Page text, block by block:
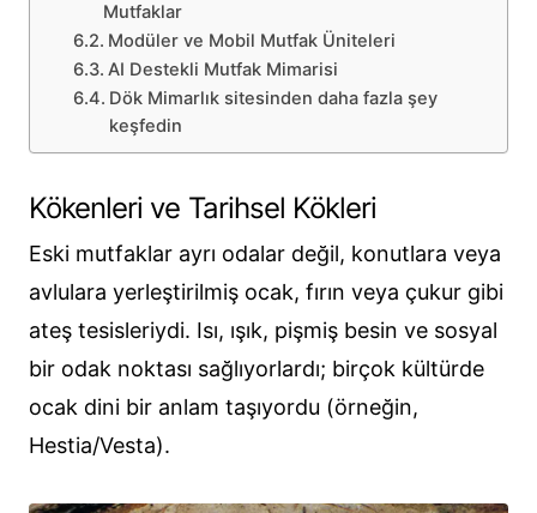
Mutfaklar
Modüler ve Mobil Mutfak Üniteleri
AI Destekli Mutfak Mimarisi
Dök Mimarlık sitesinden daha fazla şey
keşfedin
Kökenleri ve Tarihsel Kökleri
Eski mutfaklar ayrı odalar değil, konutlara veya
avlulara yerleştirilmiş ocak, fırın veya çukur gibi
ateş tesisleriydi. Isı, ışık, pişmiş besin ve sosyal
bir odak noktası sağlıyorlardı; birçok kültürde
ocak dini bir anlam taşıyordu (örneğin,
Hestia/Vesta).